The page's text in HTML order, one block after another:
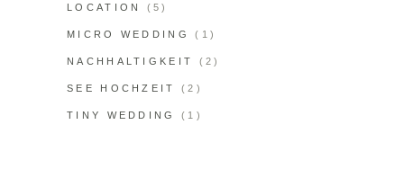
LOCATION (5)
MICRO WEDDING (1)
NACHHALTIGKEIT (2)
SEE HOCHZEIT (2)
TINY WEDDING (1)